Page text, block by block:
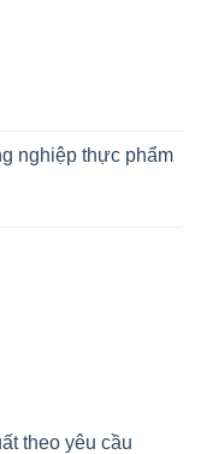
nghiệp thực phẩm
theo yêu cầu